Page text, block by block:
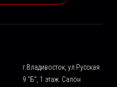
г.Владивосток, ул.Русская
9 "Б", 1 этаж. Салон